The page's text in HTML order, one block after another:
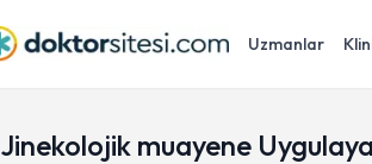
Uzmanlar
Jinekolojik muayene